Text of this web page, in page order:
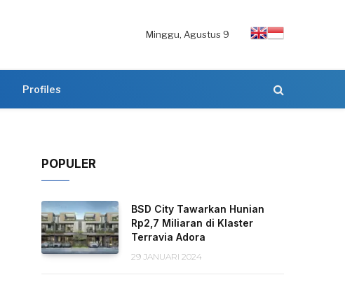
Minggu, Agustus 9
Profiles
POPULER
BSD City Tawarkan Hunian
Rp2,7 Miliaran di Klaster
Terravia Adora
29 JANUARI 2024